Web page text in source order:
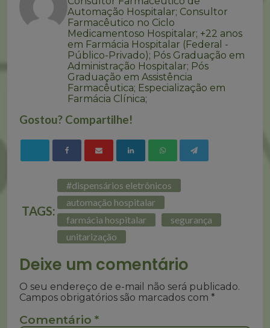
Automação Hospitalar; Consultor
Farmacêutico no Ciclo
Medicamentoso Hospitalar; +22 anos
em Farmácia Hospitalar (Federal -
Público-Privado); Pós Graduação em
Administração Hospitalar; Pós
Graduação em Assistência
Farmacêutica; Especialização em
Farmácia Clínica;
Gostou? Compartilhe!
TAGS:
#dispensários eletrônicos
automação hospitalar
farmácia hospitalar
segurança
unitarização
Deixe um comentário
O seu endereço de e-mail não será publicado.
Campos obrigatórios são marcados com *
Comentário *